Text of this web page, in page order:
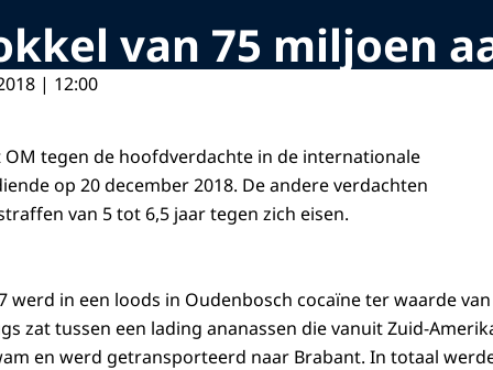
van 75 miljoen
| 12:00
OM tegen de hoofdverdachte in de internationale
op 20 december 2018. De andere verdachten
van 5 tot 6,5 jaar tegen zich eisen.
werd in een loods in Oudenbosch cocaïne ter waarde
zat tussen een lading ananassen die vanuit Zuid-
en werd getransporteerd naar Brabant. In totaal